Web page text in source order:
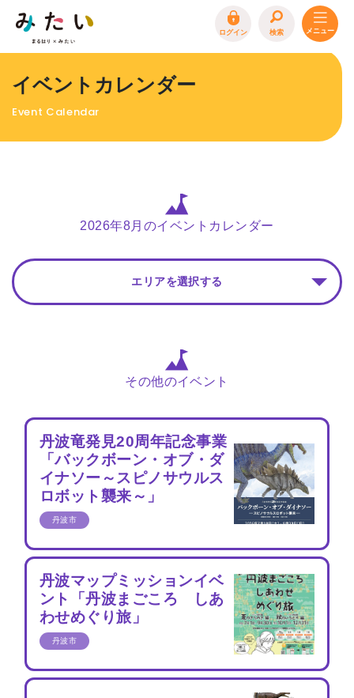
ログイン 検索
特集
プライバシーポリシー
イベントカレンダー
Event Calendar
2026年8月のイベントカレンダー
エリアを選択する
その他のイベント
丹波竜発見20周年記念事業
「バックボーン・オブ・ダ
イナソー～スピノサウルス
ロボット襲来～」
丹波市
丹波マップミッションイベ
ント「丹波まごころ しあ
わせめぐり旅」
丹波市